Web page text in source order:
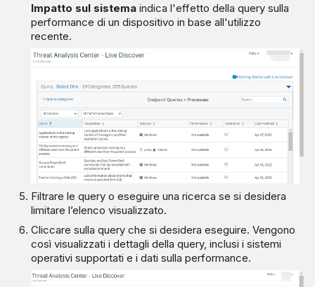
Impatto sul sistema indica l'effetto della query sulla
performance di un dispositivo in base all'utilizzo
recente.
Filtrare le query o eseguire una ricerca se si desidera
limitare l’elenco visualizzato.
Cliccare sulla query che si desidera eseguire. Vengono
così visualizzati i dettagli della query, inclusi i sistemi
operativi supportati e i dati sulla performance.